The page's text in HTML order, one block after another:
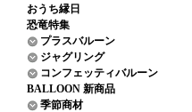
おうち縁日
恐竜特集
プラスバルーン
ジャグリング
コンフェッティバルーン
BALLOON 新商品
季節商材